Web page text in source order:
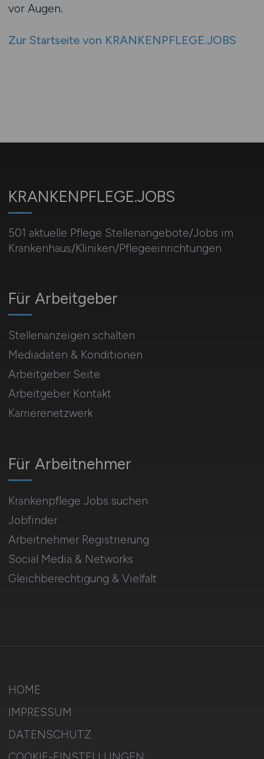
vor Augen.
Zur Startseite von KRANKENPFLEGE.JOBS
KRANKENPFLEGE.JOBS
501 aktuelle Pflege Stellenangebote/Jobs im
Krankenhaus/Kliniken/Pflegeeinrichtungen
Für Arbeitnehmer
Krankenpflege Jobs suchen
Jobfinder
Arbeitnehmer Registrierung
Social Media & Networks
Gleichberechtigung & Vielfalt
Für Arbeitgeber
Stellenanzeigen schalten
Mediadaten & Konditionen
Arbeitgeber Seite
Arbeitgeber Kontakt
Karrierenetzwerk
HOME
IMPRESSUM
DATENSCHUTZ